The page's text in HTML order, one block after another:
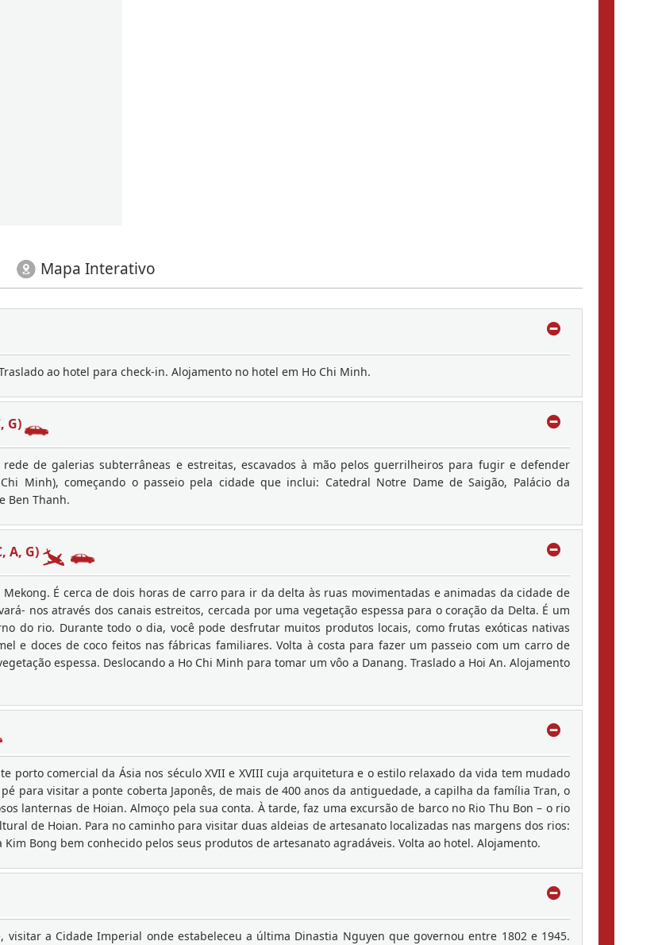
Mapa Interativo
ao hotel para check-in. Alojamento no hotel em Ho Chi Minh.
G)
de galerias subterrâneas e estreitas, escavados à mão pelos guerrilheiros para fugir e defender
Minh), começando o passeio pela cidade que inclui: Catedral Notre Dame de Saigão, Palácio da
Ben Thanh.
A, G)
É cerca de dois horas de carro para ir da delta às ruas movimentadas e animadas da cidade de
nos através dos canais estreitos, cercada por uma vegetação espessa para o coração da Delta. É um
do rio. Durante todo o dia, você pode desfrutar muitos produtos locais, como frutas exóticas nativas
e doces de coco feitos nas fábricas familiares. Volta à costa para fazer um passeio com um carro de
espessa. Deslocando a Ho Chi Minh para tomar um vôo a Danang. Traslado a Hoi An. Alojamento
porto comercial da Ásia nos século XVII e XVIII cuja arquitetura e o estilo relaxado da vida tem mudado
para visitar a ponte coberta Japonês, de mais de 400 anos da antiguedade, a capilha da família Tran, o
lanternas de Hoian. Almoço pela sua conta. À tarde, faz uma excursão de barco no Rio Thu Bon – o rio
de Hoian. Para no caminho para visitar duas aldeias de artesanato localizadas nas margens dos rios:
Bong bem conhecido pelos seus produtos de artesanato agradáveis. Volta ao hotel. Alojamento.
a Cidade Imperial onde estabeleceu a última Dinastia Nguyen que governou entre 1802 e 1945.